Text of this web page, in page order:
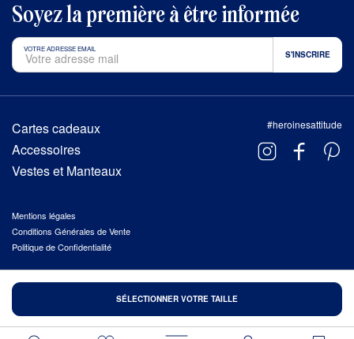
SÉLECTIONNER VOTRE TAILLE
Soyez la première à être informée
VOTRE ADRESSE EMAIL
Cartes cadeaux
Accessoires
Vestes et Manteaux
#heroinesattitude
Mentions légales
Conditions Générales de Vente
Politique de Confidentialité
© 2026 HÉROÏNES, TOUS DROITS RÉSERVÉS
.